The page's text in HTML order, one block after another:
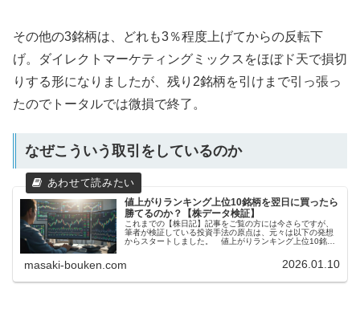
その他の3銘柄は、どれも3％程度上げてからの反転下
げ。ダイレクトマーケティングミックスをほぼド天で損切
りする形になりましたが、残り2銘柄を引けまで引っ張っ
たのでトータルでは微損で終了。
なぜこういう取引をしているのか
値上がりランキング上位10銘柄を翌日に買ったら
勝てるのか？【株データ検証】
これまでの【株日記】記事をご覧の方には今さらですが、
筆者が検証している投資手法の原点は、元々は以下の発想
からスタートしました。 値上がりランキング上位10銘柄
勝てるのではないか？ というものです。おそらく、株を
やっている人の多く...
masaki-bouken.com 2026.01.10